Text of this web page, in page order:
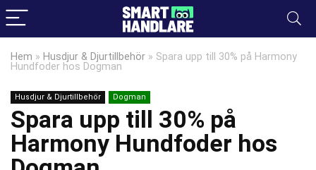
Hem » Husdjur & Djurtillbehör » Spara upp till 30% på Harmony
Hundfoder hos Dogman
Husdjur & Djurtillbehör Dogman
Spara upp till 30% på
Harmony Hundfoder hos